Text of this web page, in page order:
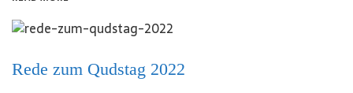
Rede zum Qudstag 2022